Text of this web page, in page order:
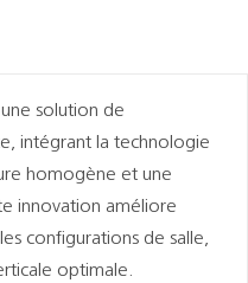
solution de
intégrant la technologie
homogène et une
innovation améliore
configurations de salle,
optimale.